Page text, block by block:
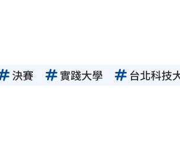
決賽 實踐大學 台北科技